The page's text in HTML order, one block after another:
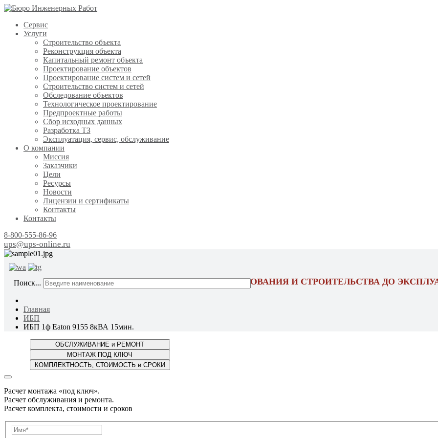
Сервис
Услуги
Строительство объекта
Реконструкция объекта
Капитальный ремонт объекта
Проектирование объектов
Проектирование систем и сетей
Строительство систем и сетей
Обследование объектов
Технологическое проектирование
Предпроектные работы
Сбор исходных данных
Разработка ТЗ
Эксплуатация, сервис, обслуживание
О компании
Миссия
Заказчики
Цели
Ресурсы
Новости
Лицензии и сертификаты
Контакты
Контакты
8-800-555-86-96
ups@ups-online.ru
ОТ ПРОЕКТИРОВАНИЯ И СТРОИТЕЛЬСТВА ДО
Поиск...
Главная
ИБП
ИБП 1ф Eaton 9155 8кВА 15мин.
Расчет монтажа «под ключ».
Расчет обслуживания и ремонта.
Расчет комплекта, стоимости и сроков